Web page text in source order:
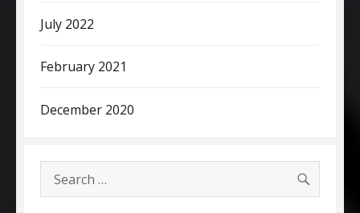
July 2022
February 2021
December 2020
Search
for: